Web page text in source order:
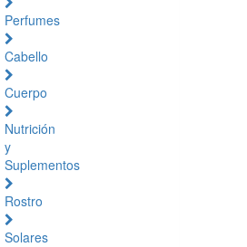
Perfumes
Cabello
Cuerpo
Nutrición
y
Suplementos
Rostro
Solares